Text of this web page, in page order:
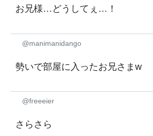
お兄様…どうしてぇ…！
@manimanidango
勢いで部屋に入ったお兄さまw
@freeeier
さらさら